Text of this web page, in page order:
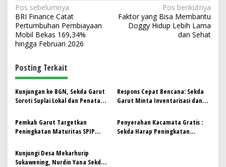
N
a
v
i
g
a
s
i
p
o
s
Pos sebelumnya
BRI Finance Catat
Pertumbuhan Pembiayaan
Mobil Bekas 169,34%
hingga Februari 2026
Pos berikutnya
Faktor yang Bisa Membantu
Doggy Hidup Lebih Lama
dan Sehat
Posting Terkait
Kunjungan ke BGN, Sekda Garut
Soroti Suplai Lokal dan Penataan
Respons Cepat Bencana: Sekda
Garut Minta Inventarisasi dan
Pemkab Garut Targetkan
Peningkatan Maturitas SPIP
yang Lebih Baik
Penyerahan Kacamata Gratis :
Sekda Harap Peningkatan
Kunjungi Desa Mekarhurip
Sukawening, Nurdin Yana Sekda